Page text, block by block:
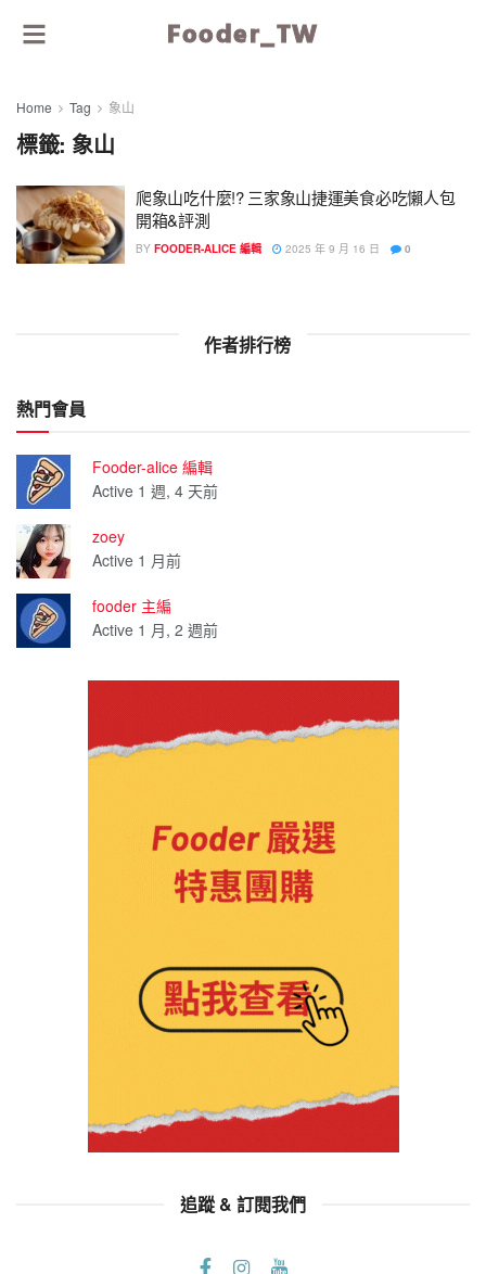
Fooder_TW
Home Tag 象山
標籤: 象山
爬象山吃什麼!? 三家象山捷運美食必吃懶人包
開箱&評測
BY FOODER-ALICE 編輯 2025 年 9 月 16 日 0
作者排行榜
熱門會員
Fooder-alice 編輯
Active 1 週, 4 天前
zoey
Active 1 月前
fooder 主編
Active 1 月, 2 週前
追蹤 & 訂閱我們